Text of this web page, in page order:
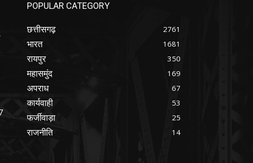
POPULAR CATEGORY
छत्तीसगढ़ 2761
भारत 1681
रायपुर 350
महासमुंद 169
अपराध 67
कार्यवाही 53
फर्जीवाड़ा 25
राजनीति 14